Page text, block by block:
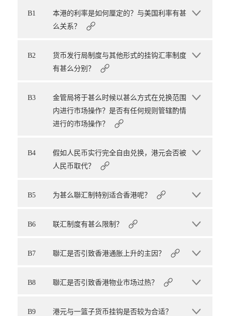
B1
本港的利率是如何厘定的？与美国利率有甚
么关系？
B2
货币发行局制度与其他形式的挂钩汇率制度
有甚么分别？
B3
金管局将于甚么时候以甚么方式在兑换范围
内进行市场操作？是否有任何规则管辖酌情
进行的市场操作？
B4
假如人民币实行完全自由兑换，港元会否被
人民币取代？
B5 为甚么聯汇制特别适合香港呢？
B6 联汇制度有甚么限制？
B7 聯汇是否引致香港通胀上升的主因？
B8 聯汇是否引致香港物业市场过热？
B9 港元与一篮子货币挂钩是否较为合适？